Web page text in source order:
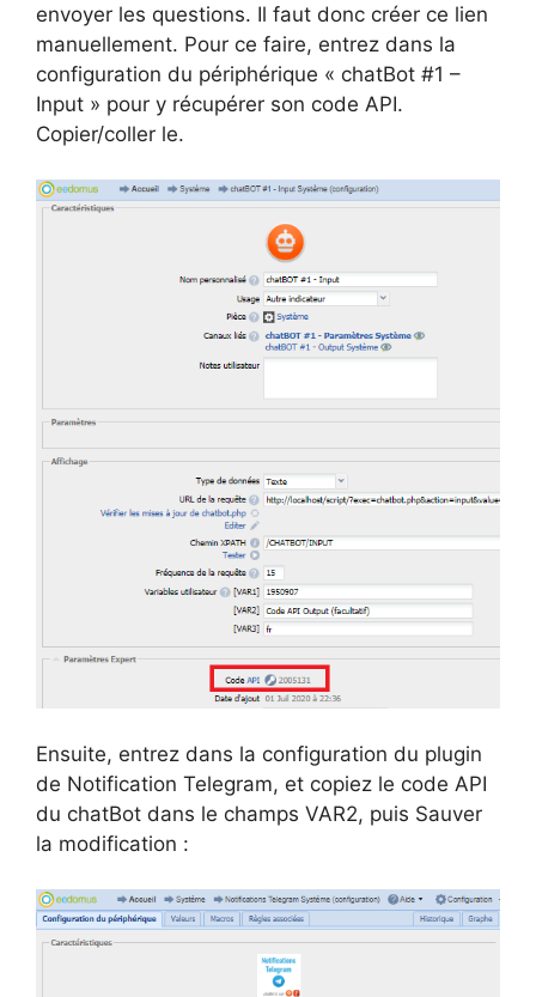
envoyer les questions. Il faut donc créer ce lien
manuellement. Pour ce faire, entrez dans la
configuration du périphérique « chatBot #1 –
Input » pour y récupérer son code API.
Copier/coller le.
Ensuite, entrez dans la configuration du plugin
de Notification Telegram, et copiez le code API
du chatBot dans le champs VAR2, puis Sauver
la modification :